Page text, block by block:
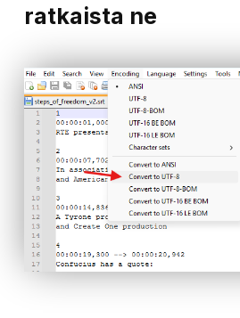
ratkaista ne